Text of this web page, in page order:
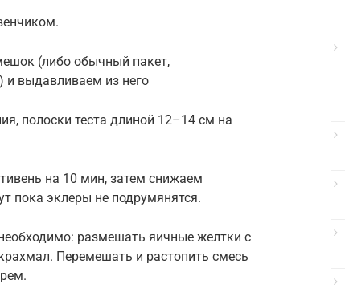
(либо обычный пакет,
и выдавливаем из него
полоски теста длиной 12–14 см на
на 10 мин, затем снижаем
пока эклеры не подрумянятся.
размешать яичные желтки с
Перемешать и растопить смесь